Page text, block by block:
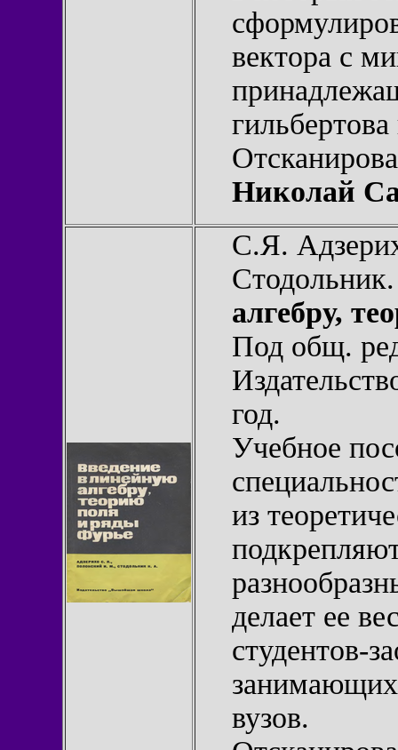
вектора с
Николай
С.Я.
алгебру,
Под общ.
год.
Учебное
из
делает ее
студентов-
вузов.